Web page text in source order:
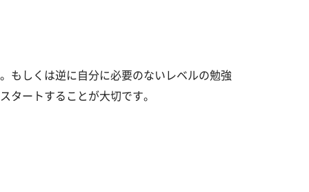
もしくは逆に自分に必要のないレベルの勉強
ートすることが大切です。